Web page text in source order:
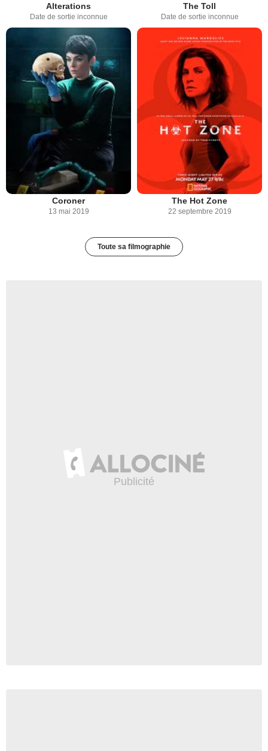
Alterations
Date de sortie inconnue
The Toll
Date de sortie inconnue
Coroner
13 mai 2019
The Hot Zone
22 septembre 2019
Toute sa filmographie